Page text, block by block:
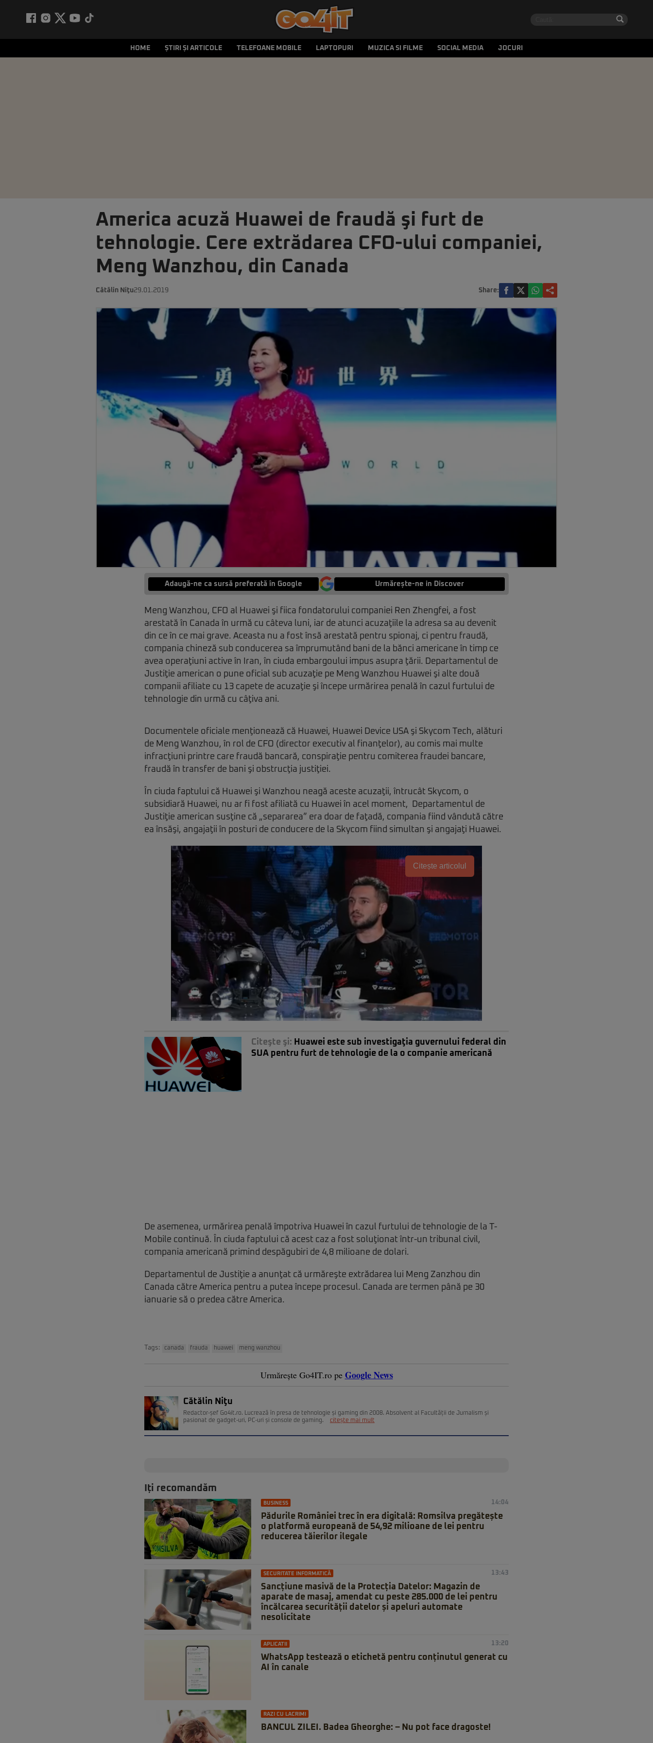
HOME ȘTIRI ȘI ARTICOLE TELEFOANE MOBILE LAPTOPURI MUZICA SI FILME SOCIAL MEDIA JOCURI
America acuză Huawei de fraudă şi furt de
tehnologie. Cere extrădarea CFO-ului companiei,
Meng Wanzhou, din Canada
Cătălin Niţu29.01.2019 Share:
Adaugă-ne ca sursă preferată în Google Urmărește-ne in Discover
Meng Wanzhou, CFO al Huawei şi fiica fondatorului companiei Ren Zhengfei, a fost
arestată în Canada în urmă cu câteva luni, iar de atunci acuzaţiile la adresa sa au devenit
din ce în ce mai grave. Aceasta nu a fost însă arestată pentru spionaj, ci pentru fraudă,
compania chineză sub conducerea sa împrumutând bani de la bănci americane în timp ce
avea operaţiuni active în Iran, în ciuda embargoului impus asupra ţării. Departamentul de
Justiţie american o pune oficial sub acuzaţie pe Meng Wanzhou Huawei şi alte două
companii afiliate cu 13 capete de acuzaţie şi începe urmărirea penală în cazul furtului de
tehnologie din urmă cu câţiva ani.
Documentele oficiale menţionează că Huawei, Huawei Device USA şi Skycom Tech, alături
de Meng Wanzhou, în rol de CFO (director executiv al finanţelor), au comis mai multe
infracţiuni printre care fraudă bancară, conspiraţie pentru comiterea fraudei bancare,
fraudă în transfer de bani şi obstrucţia justiţiei.
În ciuda faptului că Huawei şi Wanzhou neagă aceste acuzaţii, întrucât Skycom, o
subsidiară Huawei, nu ar fi fost afiliată cu Huawei în acel moment, Departamentul de
Justiţie american susţine că „separarea” era doar de faţadă, compania fiind vândută către
ea însăşi, angajaţii în posturi de conducere de la Skycom fiind simultan şi angajaţi Huawei.
Citește articolul
Citeşte şi: Huawei este sub investigaţia guvernului federal din
SUA pentru furt de tehnologie de la o companie americană
De asemenea, urmărirea penală împotriva Huawei în cazul furtului de tehnologie de la T-
Mobile continuă. În ciuda faptului că acest caz a fost soluţionat într-un tribunal civil,
compania americană primind despăgubiri de 4,8 milioane de dolari.
Departamentul de Justiţie a anunţat că urmăreşte extrădarea lui Meng Zanzhou din
Canada către America pentru a putea începe procesul. Canada are termen până pe 30
ianuarie să o predea către America.
Tags: canada frauda huawei meng wanzhou
Urmărește Go4IT.ro pe Google News
Cătălin Niţu
Redactor-șef Go4it.ro. Lucrează în presa de tehnologie și gaming din 2008. Absolvent al Facultății de Jurnalism și
pasionat de gadget-uri, PC-uri și console de gaming.
citește mai mult
Iți recomandăm
BUSINESS 14:04
Pădurile României trec în era digitală: Romsilva pregătește
o platformă europeană de 54,92 milioane de lei pentru
reducerea tăierilor ilegale
SECURITATE INFORMATICĂ 13:43
Sancțiune masivă de la Protecția Datelor: Magazin de
aparate de masaj, amendat cu peste 285.000 de lei pentru
încălcarea securității datelor și apeluri automate
nesolicitate
APLICATII 13:20
WhatsApp testează o etichetă pentru conținutul generat cu
AI în canale
RAZI CU LACRIMI
BANCUL ZILEI. Badea Gheorghe: – Nu pot face dragoste!